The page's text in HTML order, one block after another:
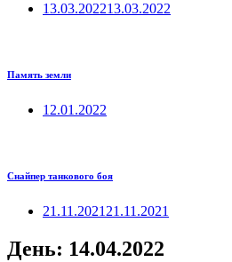
13.03.202213.03.2022
Память земли
12.01.2022
Снайпер танкового боя
21.11.2021 21.11.2021
День: 14.04.2022